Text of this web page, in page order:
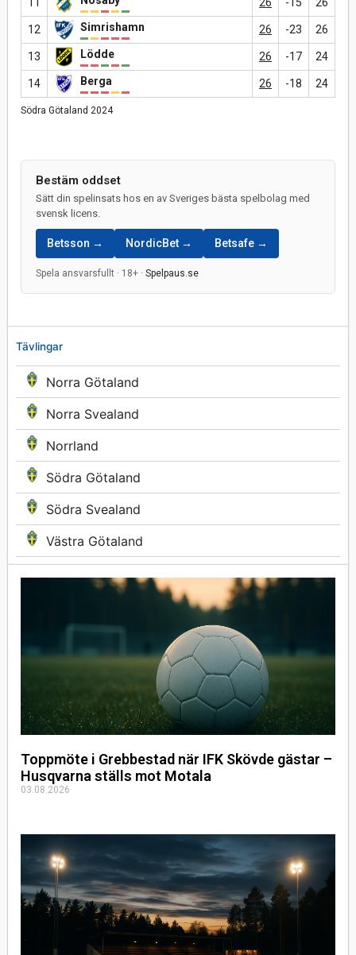
Tävlingar
Norra Götaland
Norra Svealand
Norrland
Södra Götaland
Södra Svealand
Västra Götaland
Toppmöte i Grebbestad när IFK Skövde gästar –
Husqvarna ställs mot Motala
03.08.2026
12 Simrishamn 26 -23 26
13 Lödde 26 -17 24
14 Berga 26 -18 24
Södra Götaland 2024
Bestäm oddset
Sätt din spelinsats hos en av Sveriges bästa spelbolag med
svensk licens.
Betsson → NordicBet → Betsafe →
Spela ansvarsfullt · 18+ · Spelpaus.se